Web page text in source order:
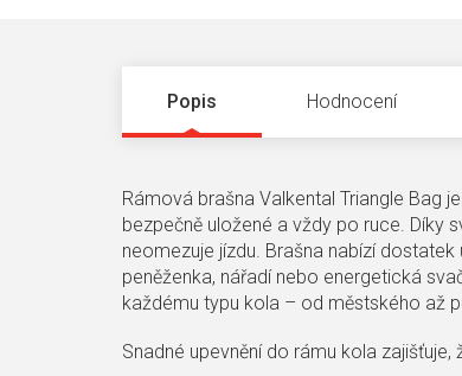
Popis Hodnocení
Rámová brašna Valkental Triangle Bag
bezpečně uložené a vždy po ruce. Díky
neomezuje jízdu. Brašna nabízí
peněženka, nářadí nebo energetická
každému typu kola – od městského až
Snadné upevnění do rámu kola